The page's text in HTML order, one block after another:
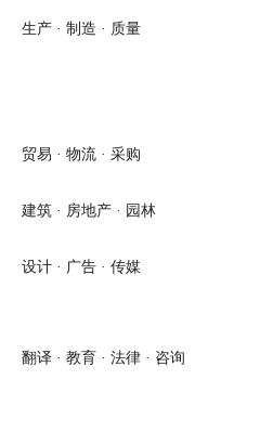
生产 · 制造 · 质量
贸易 · 物流 · 采购
建筑 · 房地产 · 园林
设计 · 广告 · 传媒
翻译 · 教育 · 法律 · 咨询